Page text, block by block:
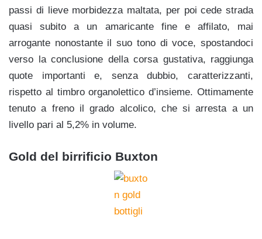
passi di lieve morbidezza maltata, per poi cede strada
quasi subito a un amaricante fine e affilato, mai
arrogante nonostante il suo tono di voce, spostandoci
verso la conclusione della corsa gustativa, raggiunga
quote importanti e, senza dubbio, caratterizzanti,
rispetto al timbro organolettico d’insieme. Ottimamente
tenuto a freno il grado alcolico, che si arresta a un
livello pari al 5,2% in volume.
Gold del birrificio Buxton